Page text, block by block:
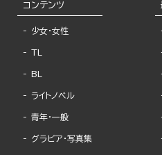
コンテンツ
少女・女性
TL
BL
ライトノベル
青年・一般
グラビア・写真集